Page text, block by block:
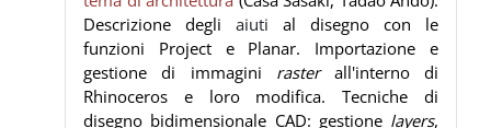
Descrizione degliaiutial disegno con le
funzioni Project e Planar. Importazione e
gestione di immagini rasterall'interno di
Rhinoceros e loro modifica. Tecniche di
disegno bidimensionale CAD: gestione layers,